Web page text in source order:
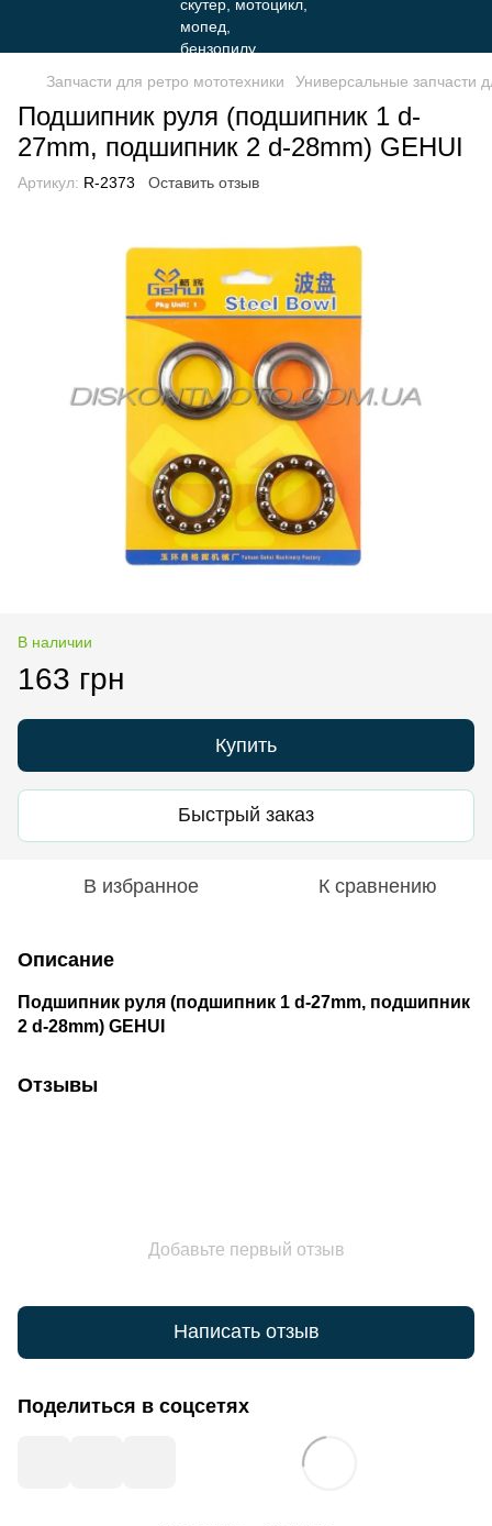
Запчасти для ретро мототехники Универсальные запчасти
Подшипник руля (подшипник 1 d-
27mm, подшипник 2 d-28mm) GEHUI
Артикул: R-2373 Оставить отзыв
В наличии
163 грн
Купить
Быстрый заказ
В избранное К сравнению
Описание
Подшипник руля (подшипник 1 d-27mm, подшипник
2 d-28mm) GEHUI
Отзывы
Добавьте первый отзыв
Написать отзыв
Поделиться в соцсетях